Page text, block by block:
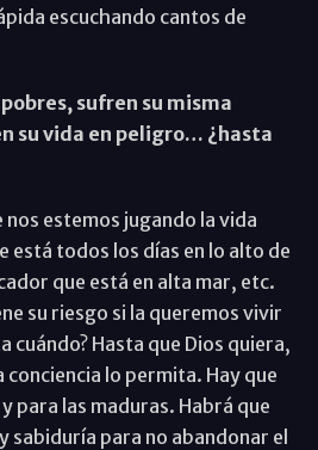
escuchando cantos de
sufren su misma
su vida en peligro… ¿hasta
nos estemos jugando la vida
está todos los días en lo alto de
que está en alta mar, etc.
su riesgo si la queremos vivir
cuándo? Hasta que Dios quiera,
conciencia lo permita. Hay que
para las maduras. Habrá que
sabiduría para no abandonar el